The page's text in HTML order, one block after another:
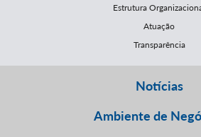
Estrutura
Atuação
Transparência
Notícias
Ambiente de